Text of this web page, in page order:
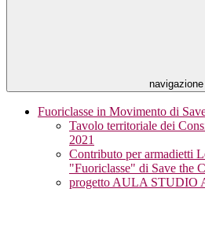
navigazione
Fuoriclasse in Movimento di
Tavolo territoriale dei
2021
Contributo per armadietti
"Fuoriclasse" di Save the
progetto AULA STUDIO